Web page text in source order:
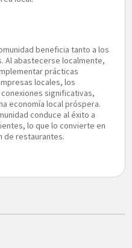
beneficia tanto a los
Al abastecerse localmente,
prácticas
locales, los
significativas,
economía local próspera.
conduce al éxito a
lo que lo convierte en
de restaurantes.